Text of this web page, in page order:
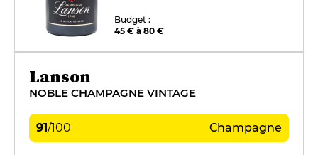
Budget :
45 € à 80 €
Lanson
NOBLE CHAMPAGNE VINTAGE
91/100 Champagne